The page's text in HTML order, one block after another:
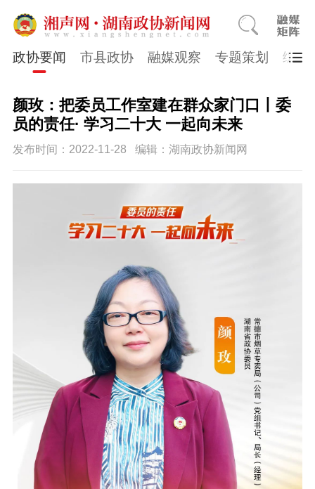
政协要闻 市县政协 融媒观察 专题策划 综合
颜玫：把委员工作室建在群众家门口丨委
员的责任· 学习二十大 一起向未来
发布时间：2022-11-28 编辑：湖南政协新闻网